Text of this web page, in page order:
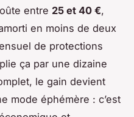
entre 25 et 40 €,
en moins de deux
de protections
ça par une dizaine
le gain devient
mode éphémère : c’est